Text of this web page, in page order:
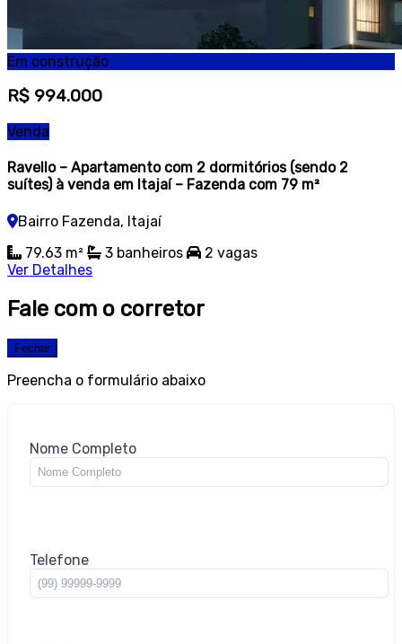
Em construção
R$ 994.000
Venda
Ravello – Apartamento com 2 dormitórios (sendo 2
suítes) à venda em Itajaí – Fazenda com 79 m²
Bairro Fazenda, Itajaí
79.63 m²
3 banheiros
2 vagas
Ver Detalhes
Fale com o corretor
Fechar
Preencha o formulário abaixo
Nome Completo
Telefone